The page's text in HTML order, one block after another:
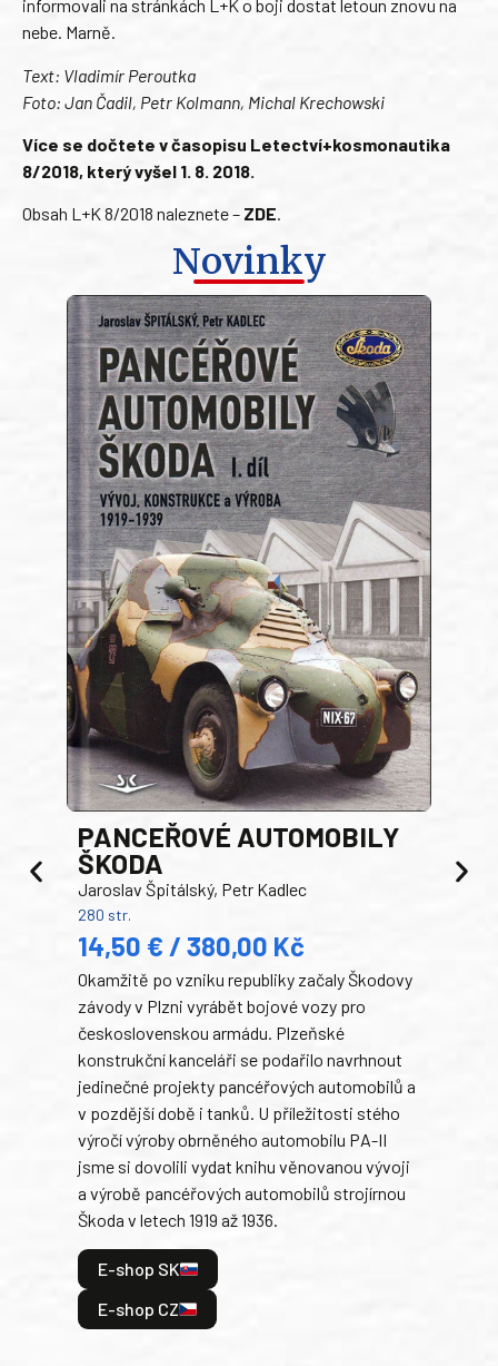
informovali na stránkách L+K o boji dostat letoun znovu na
nebe. Marně.
Text: Vladimír Peroutka
Foto: Jan Čadil, Petr Kolmann, Michal Krechowski
Více se dočtete v časopisu Letectví+kosmonautika
8/2018, který vyšel 1. 8. 2018.
Obsah L+K 8/2018 naleznete – ZDE.
Novinky
PANCEŘOVÉ AUTOMOBILY
ŠKODA
Jaroslav Špitálský, Petr Kadlec
280 str.
14,50 € / 380,00 Kč
Okamžitě po vzniku republiky začaly Škodovy
závody v Plzni vyrábět bojové vozy pro
československou armádu. Plzeňské
konstrukční kanceláři se podařilo navrhnout
jedinečné projekty pancéřových automobilů a
v pozdější době i tanků. U příležitosti stého
výročí výroby obrněného automobilu PA-II
jsme si dovolili vydat knihu věnovanou vývoji
a výrobě pancéřových automobilů strojírnou
Škoda v letech 1919 až 1936.
E-shop SK
E-shop CZ